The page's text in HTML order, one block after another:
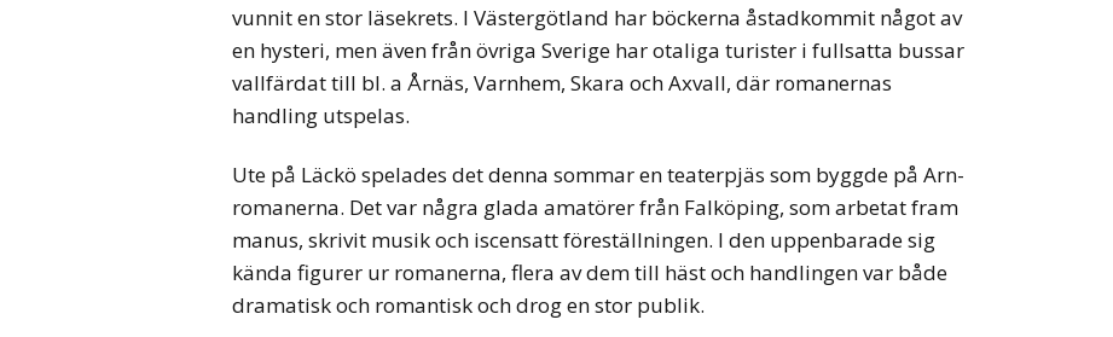
vunnit en stor läsekrets. I Västergötland har böckerna åstadkommit något av
en hysteri, men även från övriga Sverige har otaliga turister i fullsatta bussar
vallfärdat till bl. a Årnäs, Varnhem, Skara och Axvall, där romanernas
handling utspelas.
Ute på Läckö spelades det denna sommar en teaterpjäs som byggde på Arn-
romanerna. Det var några glada amatörer från Falköping, som arbetat fram
manus, skrivit musik och iscensatt föreställningen. I den uppenbarade sig
kända figurer ur romanerna, flera av dem till häst och handlingen var både
dramatisk och romantisk och drog en stor publik.